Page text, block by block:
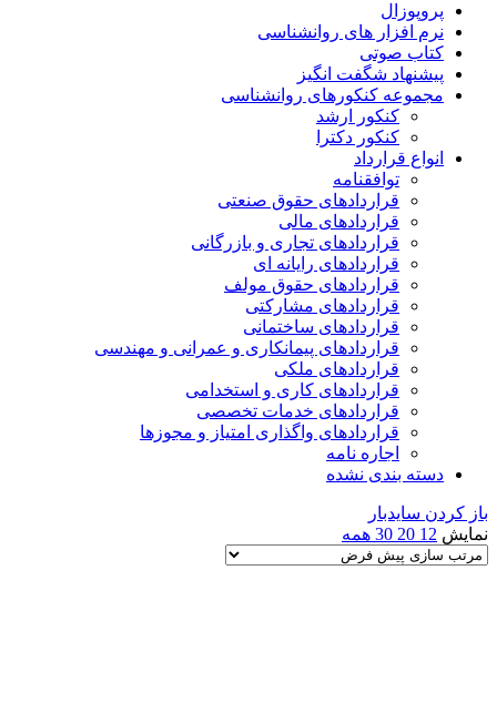
پروپوزال
نرم افزار های روانشناسی
کتاب صوتی
پیشنهاد شگفت انگیز
مجموعه کنکورهای روانشناسی
کنکور ارشد
کنکور دکترا
انواع قرارداد
توافقنامه
قراردادهای حقوق صنعتی
قراردادهای مالی
قراردادهای تجاری و بازرگانی
قراردادهای رایانه ای
قراردادهای حقوق مولف
قراردادهای مشارکتی
قراردادهای ساختمانی
قراردادهای پیمانکاری و عمرانی و مهندسی
قراردادهای ملکی
قراردادهای کاری و استخدامی
قراردادهای خدمات تخصصی
قراردادهای واگذاری امتیاز و مجوزها
اجاره نامه
دسته بندی نشده
باز کردن سایدبار
نمایش 12
20
30 همه